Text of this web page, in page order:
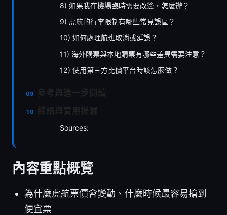
8) 如果我在機場臨時需要改簽，怎麼辦？
9) 虎航的行李限制有哪些常見誤區？
10) 如何處理航班取消或延誤？
11) 海外購票與本地購票有哪些差異需要注意？
12) 使用第三方比價平台時該怎麼做？
Sources:
內容重點概覽
為什麼虎航票價會變動、什麼時候最容易搶到
便宜票